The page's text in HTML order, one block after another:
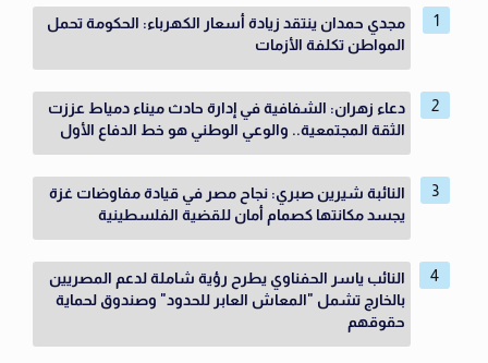
مجدي حمدان ينتقد زيادة أسعار الكهرباء: الحكومة تحمل
المواطن تكلفة الأزمات
دعاء زهران: الشفافية في إدارة حادث ميناء دمياط عززت
الثقة المجتمعية.. والوعي الوطني هو خط الدفاع الأول
النائبة شيرين صبري: نجاح مصر في قيادة مفاوضات غزة
يجسد مكانتها كصمام أمان للقضية الفلسطينية
النائب ياسر الحفناوي يطرح رؤية شاملة لدعم المصريين
بالخارج تشمل "المعاش العابر للحدود" وصندوق لحماية
حقوقهم